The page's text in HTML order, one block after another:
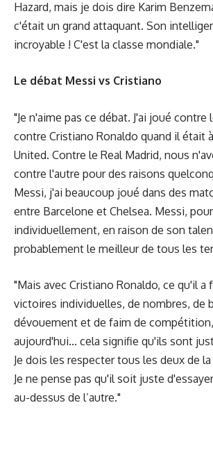
Hazard, mais je dois dire Karim
c'était un grand attaquant. Son
incroyable ! C'est la classe mondiale."
Le débat Messi vs Cristiano
"Je n'aime pas ce débat. J'ai joué contre
contre Cristiano Ronaldo quand il était
United. Contre le Real Madrid, nous
contre l'autre pour des raisons
Messi, j'ai beaucoup joué dans des
entre Barcelone et Chelsea. Messi,
individuellement, en raison de son
probablement le meilleur de tous les
"Mais avec Cristiano Ronaldo, ce qu'il a
victoires individuelles, de nombres, de
dévouement et de faim de
aujourd'hui... cela signifie qu'ils sont
Je dois les respecter tous les deux de
Je ne pense pas qu'il soit juste
au-dessus de l’autre."